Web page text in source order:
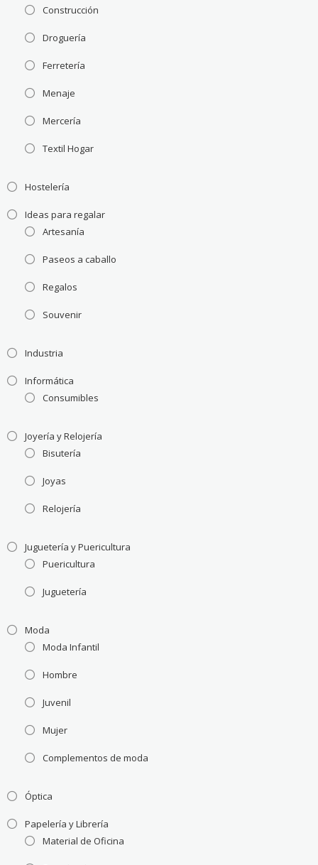
Construcción
Droguería
Ferretería
Menaje
Mercería
Textil Hogar
Hostelería
Ideas para regalar
Artesanía
Paseos a caballo
Regalos
Souvenir
Industria
Informática
Consumibles
Joyería y Relojería
Bisutería
Joyas
Relojería
Juguetería y Puericultura
Puericultura
Juguetería
Moda
Moda Infantil
Hombre
Juvenil
Mujer
Complementos de moda
Óptica
Papelería y Librería
Material de Oficina